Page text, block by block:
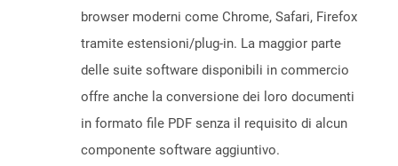
browser moderni come Chrome, Safari, Firefox
tramite estensioni/plug-in. La maggior parte
delle suite software disponibili in commercio
offre anche la conversione dei loro documenti
in formato file PDF senza il requisito di alcun
componente software aggiuntivo.